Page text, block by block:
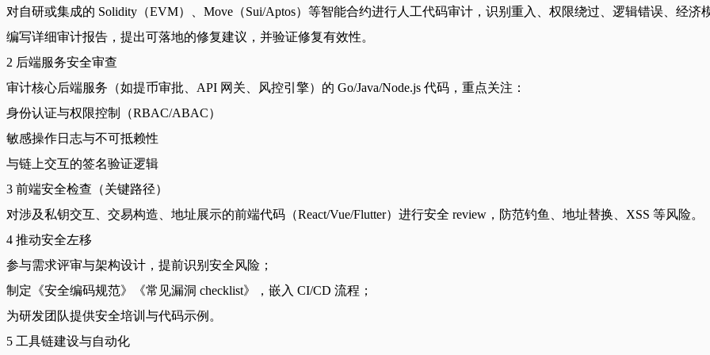
对自研或集成的 Solidity（EVM）、Move（Sui/Aptos）等智能合约进行人工代码审计，识别重入、权限绕过、逻辑错误、经济
编写详细审计报告，提出可落地的修复建议，并验证修复有效性。
2 后端服务安全审查
审计核心后端服务（如提币审批、API 网关、风控引擎）的 Go/Java/Node.js 代码，重点关注：
身份认证与权限控制（RBAC/ABAC）
敏感操作日志与不可抵赖性
与链上交互的签名验证逻辑
3 前端安全检查（关键路径）
对涉及私钥交互、交易构造、地址展示的前端代码（React/Vue/Flutter）进行安全 review，防范钓鱼、地址替换、XSS 等风险。
4 推动安全左移
参与需求评审与架构设计，提前识别安全风险；
制定《安全编码规范》《常见漏洞 checklist》，嵌入 CI/CD 流程；
为研发团队提供安全培训与代码示例。
5 工具链建设与自动化